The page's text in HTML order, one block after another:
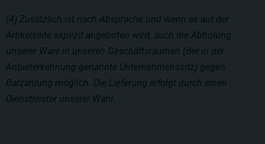
(4) Zusätzlich ist nach Absprache und wenn es auf der
Artikelseite explizit angeboten wird, auch die Abholung
unserer Ware in unseren Geschäftsräumen (der in der
Anbieterkennung genannte Unternehmenssitz) gegen
Barzahlung möglich. Die Lieferung erfolgt durch einen
Dienstleister unserer Wahl.